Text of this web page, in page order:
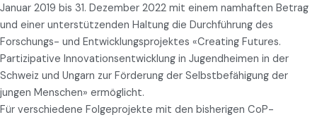
Januar 2019 bis 31. Dezember 2022 mit einem namhaften Betrag
und einer unterstützenden Haltung die Durchführung des
Forschungs- und Entwicklungsprojektes «Creating Futures.
Partizipative Innovationsentwicklung in Jugendheimen in der
Schweiz und Ungarn zur Förderung der Selbstbefähigung der
jungen Menschen» ermöglicht.
Für verschiedene Folgeprojekte mit den bisherigen CoP-